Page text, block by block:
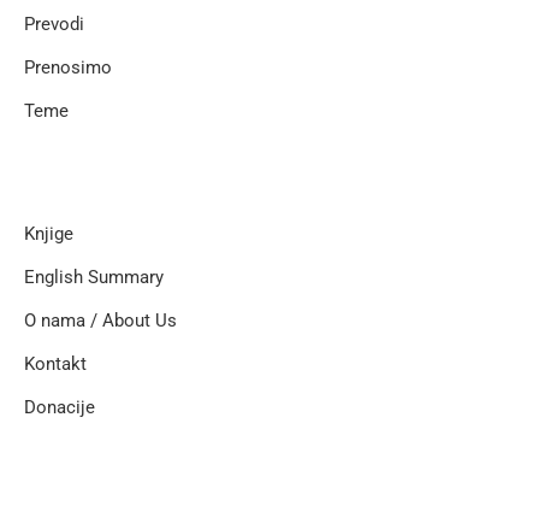
Prevodi
Prenosimo
Teme
Knjige
English Summary
O nama / About Us
Kontakt
Donacije